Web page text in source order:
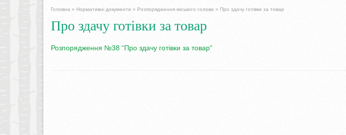
Головна » Нормативні документи » Розпорядження міського голови » Про здачу готівки за товар
Про здачу готівки за товар
Розпорядження №38 “Про здачу готівки за товар”